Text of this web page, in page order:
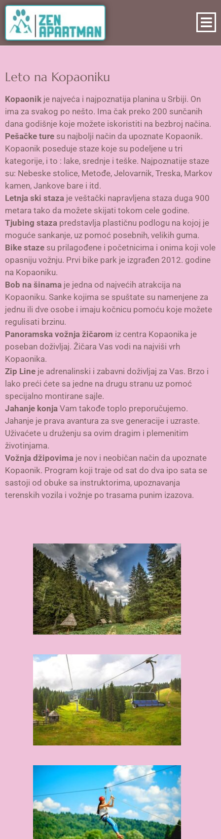
Leto na Kopaoniku
Kopaonik je najveća i najpoznatija planina u Srbiji. On
ima za svakog po nešto. Ima čak preko 200 sunčanih
dana godišnje koje možete iskoristiti na bezbroj načina.
Pešačke ture su najbolji način da upoznate Kopaonik.
Kopaonik poseduje staze koje su podeljene u tri
kategorije, i to : lake, srednje i teške. Najpoznatije staze
su: Nebeske stolice, Metođe, Jelovarnik, Treska, Markov
kamen, Jankove bare i itd.
Letnja ski staza je veštački napravljena staza duga 900
metara tako da možete skijati tokom cele godine.
Tjubing staza predstavlja plastičnu podlogu na kojoj je
moguće sankanje, uz pomoć posebnih, velikih guma.
Bike staze su prilagođene i početnicima i onima koji vole
opasniju vožnju. Prvi bike park je izgrađen 2012. godine
na Kopaoniku.
Bob na šinama je jedna od najvećih atrakcija na
Kopaoniku. Sanke kojima se spuštate su namenjene za
jednu ili dve osobe i imaju kočnicu pomoću koje možete
regulisati brzinu.
Panoramska vožnja žičarom iz centra Kopaonika je
poseban doživljaj. Žičara Vas vodi na najviši vrh
Kopaonika.
Zip Line je adrenalinski i zabavni doživljaj za Vas. Brzo i
lako preći ćete sa jedne na drugu stranu uz pomoć
specijalno montirane sajle.
Jahanje konja Vam takođe toplo preporučujemo.
Jahanje je prava avantura za sve generacije i uzraste.
Uživaćete u druženju sa ovim dragim i plemenitim
životinjama.
Vožnja džipovima je nov i neobičan način da upoznate
Kopaonik. Program koji traje od sat do dva ipo sata se
sastoji od obuke sa instruktorima, upoznavanja
terenskih vozila i vožnje po trasama punim izazova.